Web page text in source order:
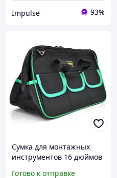
Impulse 93%
Сумка для монтажных
инструментов 16 дюймов
Готово к отправке